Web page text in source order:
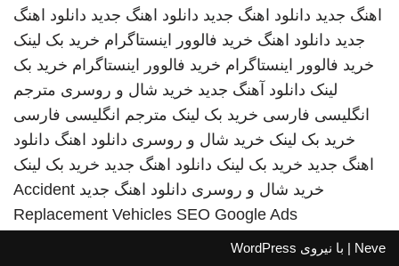
اهنگ جدید دانلود اهنگ جدید دانلود اهنگ جدید دانلود اهنگ
جدید دانلود اهنگ خرید فالوور اینستاگرام خرید بک لینک
خرید فالوور اینستاگرام خرید فالوور اینستاگرام خرید بک
لینک دانلود آهنگ جدید خرید شال و روسری مترجم
انگلیسی فارسی خرید بک لینک مترجم انگلیسی فارسی
خرید بک لینک خرید شال و روسری دانلود اهنگ دانلود
اهنگ جدید خرید بک لینک دانلود اهنگ جدید خرید بک لینک
خرید شال و روسری دانلود اهنگ جدید Accident
Replacement Vehicles SEO Google Ads
Neve | با نیروی WordPress